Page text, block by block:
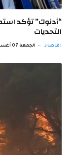
“أدنوك” تؤكد
التحديات
اقتصاد الجمعة 07 أغسطس 11:28 م